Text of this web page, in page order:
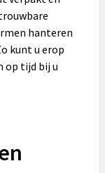
hanteren
kunt u erop
op tijd bij u